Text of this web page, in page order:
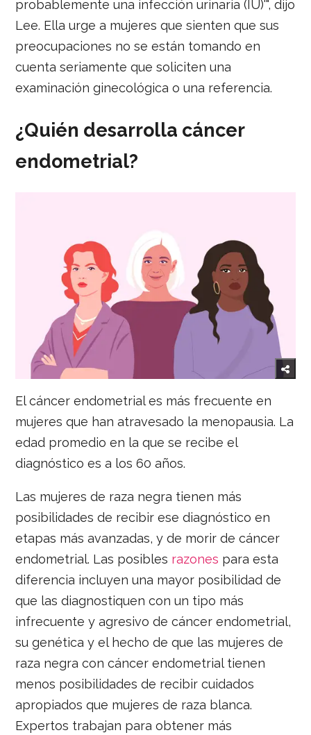
probablemente una infección urinaria (IU)'", dijo
Lee. Ella urge a mujeres que sienten que sus
preocupaciones no se están tomando en
cuenta seriamente que soliciten una
examinación ginecológica o una referencia.
¿Quién desarrolla cáncer
endometrial?
El cáncer endometrial es más frecuente en
mujeres que han atravesado la menopausia. La
edad promedio en la que se recibe el
diagnóstico es a los 60 años.
Las mujeres de raza negra tienen más
posibilidades de recibir ese diagnóstico en
etapas más avanzadas, y de morir de cáncer
endometrial. Las posibles razones para esta
diferencia incluyen una mayor posibilidad de
que las diagnostiquen con un tipo más
infrecuente y agresivo de cáncer endometrial,
su genética y el hecho de que las mujeres de
raza negra con cáncer endometrial tienen
menos posibilidades de recibir cuidados
apropiados que mujeres de raza blanca.
Expertos trabajan para obtener más